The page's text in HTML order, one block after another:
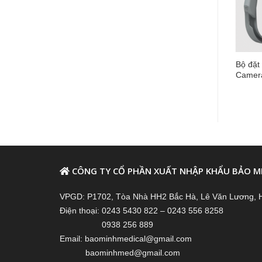
Bộ
CÔNG TY CỔ PHẦN XUẤT NHẬP KHẨU BẢO
VPGD: P1702, Tòa Nhà HH2 Bắc Hà, Lê Văn Lương,
Điện thoại: 0243 5430 822 – 0243 556 8258
0938 256 889
Email: baominhmedical@gmail.com
baominhmed@gmail.com